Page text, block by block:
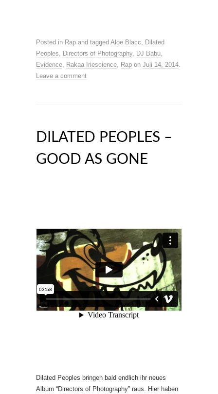
Posted in Rap and tagged Aloe Blacc, Dilated
Peoples, Directors of Photography, DJ Babu,
Evidence, Rakaa Iriescience, Rap on Juli 14, 2014.
Leave a comment
DILATED PEOPLES –
GOOD AS GONE
Dilated Peoples bringen bald endlich ihr neues
Album “Directors of Photography” raus. Hier haben